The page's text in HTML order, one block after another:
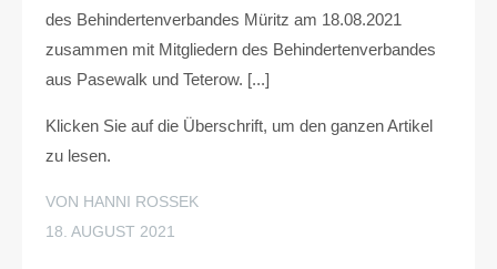
des Behindertenverbandes Müritz am 18.08.2021
zusammen mit Mitgliedern des Behindertenverbandes
aus Pasewalk und Teterow. [...]
Klicken Sie auf die Überschrift, um den ganzen Artikel
zu lesen.
VON HANNI ROSSEK
18. AUGUST 2021